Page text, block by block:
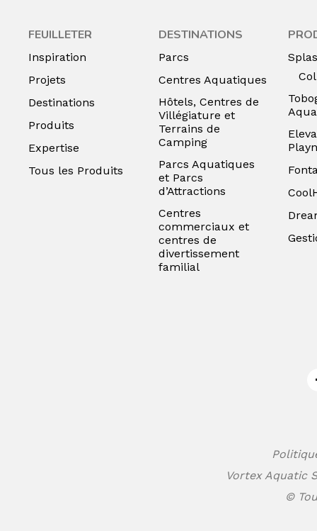
FEUILLETER
Inspiration
Projets
Destinations
Produits
Expertise
Tous les Produits
DESTINATIONS
Parcs
Centres Aquatiques
Hôtels, Centres de
Villégiature et
Terrains de
Camping
Parcs Aquatiques
et Parcs
d’Attractions
Centres
commerciaux et
centres de
divertissement
familial
Vortex Aquatic
©